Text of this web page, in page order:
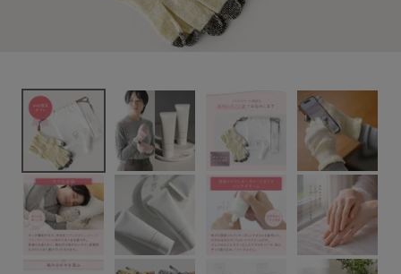
特集
読み物
お問い合わせ
ログアウト